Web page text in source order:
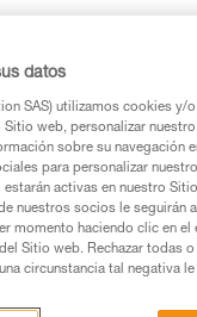
con
una cuerda a
utilizados en este
la ficha técnica para
datos
SAS) utilizamos cookies
web, personalizar
sobre su
para personalizar
activas en nuestro
nuestros socios le seguirán
momento haciendo clic en
Sitio web. Rechazar todas
circunstancia tal negativa